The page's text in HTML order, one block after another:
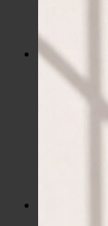
Pánska